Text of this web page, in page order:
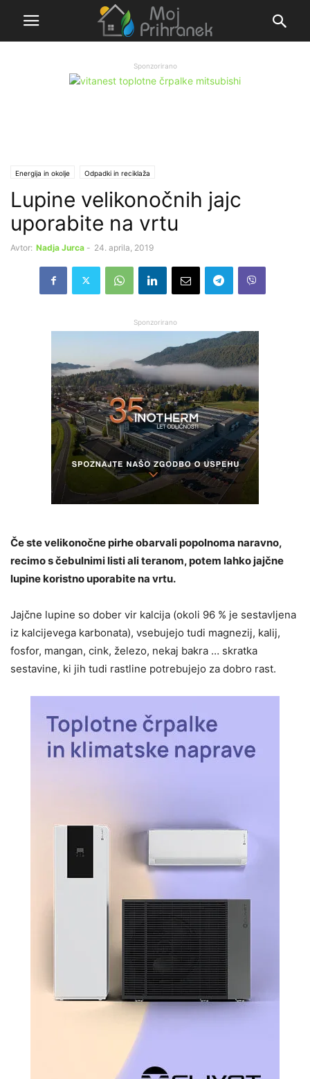
Sponzorirano
Energija in okolje Odpadki in reciklaža
Lupine velikonočnih jajc
uporabite na vrtu
Avtor: Nadja Jurca - 24. aprila, 2019
Sponzorirano
Če ste velikonočne pirhe obarvali popolnoma naravno,
recimo s čebulnimi listi ali teranom, potem lahko jajčne
lupine koristno uporabite na vrtu.
Jajčne lupine so dober vir kalcija (okoli 96 % je sestavljena
iz kalcijevega karbonata), vsebujejo tudi magnezij, kalij,
fosfor, mangan, cink, železo, nekaj bakra … skratka
sestavine, ki jih tudi rastline potrebujejo za dobro rast.